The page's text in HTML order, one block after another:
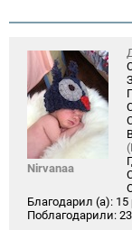
Nirvanaa
Благодарил (а): 15
Поблагодарили: